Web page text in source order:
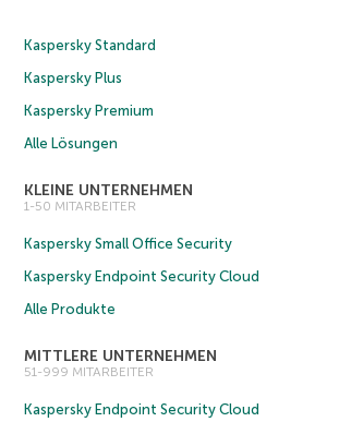
Kaspersky Standard
Kaspersky Plus
Kaspersky Premium
Alle Lösungen
KLEINE UNTERNEHMEN
1-50 MITARBEITER
Kaspersky Small Office Security
Kaspersky Endpoint Security Cloud
Alle Produkte
MITTLERE UNTERNEHMEN
51-999 MITARBEITER
Kaspersky Endpoint Security Cloud